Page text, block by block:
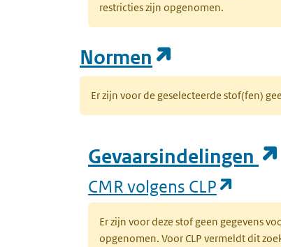
restricties zijn opgenomen.
Normen
Er zijn voor de geselecteerde stof(fen)
Gevaarsindelingen
CMR volgens CLP
Er zijn voor deze stof geen gegevens
opgenomen. Voor CLP vermeldt dit